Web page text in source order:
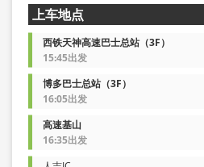
上车地点
西铁天神高速巴士总站（3F）
15:45出发
博多巴士总站（3F）
16:05出发
高速基山
16:35出发